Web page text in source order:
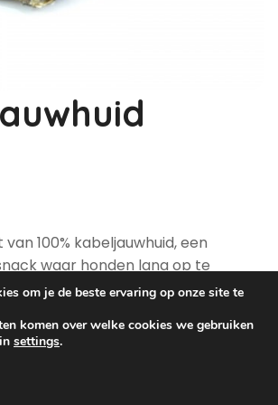
100% kabeljauwhuid, een
waar honden lang op te
voor honden die allergisch zijn
diersoorten.
ringen
om je de beste ervaring op onze site te
komen over welke cookies we gebruiken
settings.